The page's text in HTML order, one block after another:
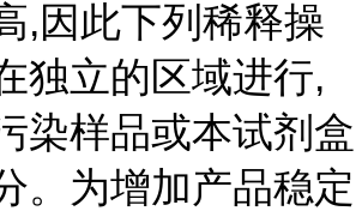
,因此下列稀释操
独立的区域进行,
染样品或本试剂盒
。为增加产品稳定